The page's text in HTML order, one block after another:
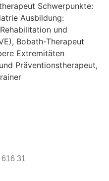
Schwerpunkte:
Ausbildung:
und
Bobath-Therapeut
Extremitäten
Präventionstherapeut,
31